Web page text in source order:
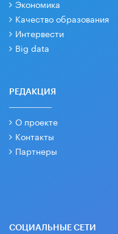
Экономика
Качество образования
Интервести
Big data
РЕДАКЦИЯ
О проекте
Контакты
Партнеры
СОЦИАЛЬНЫЕ СЕТИ